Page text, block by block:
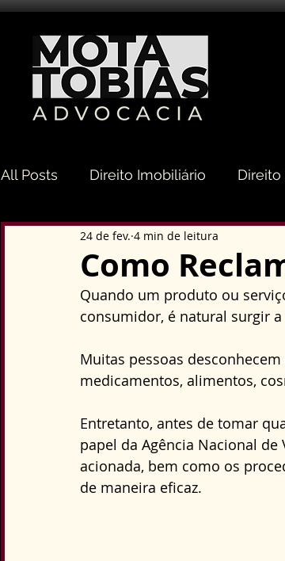
All Posts Direito Imobiliário Direito
Direito Sucessório Direito do
Direito Tributário Direito
Direito Constitucional Direito
Como
24 de fev. 4 min de leitura
Quando um produto ou
consumidor, é natural surgir
Muitas pessoas
medicamentos, alimentos,
Entretanto, antes de tomar
papel da Agência Nacional
acionada, bem como os
de maneira eficaz.